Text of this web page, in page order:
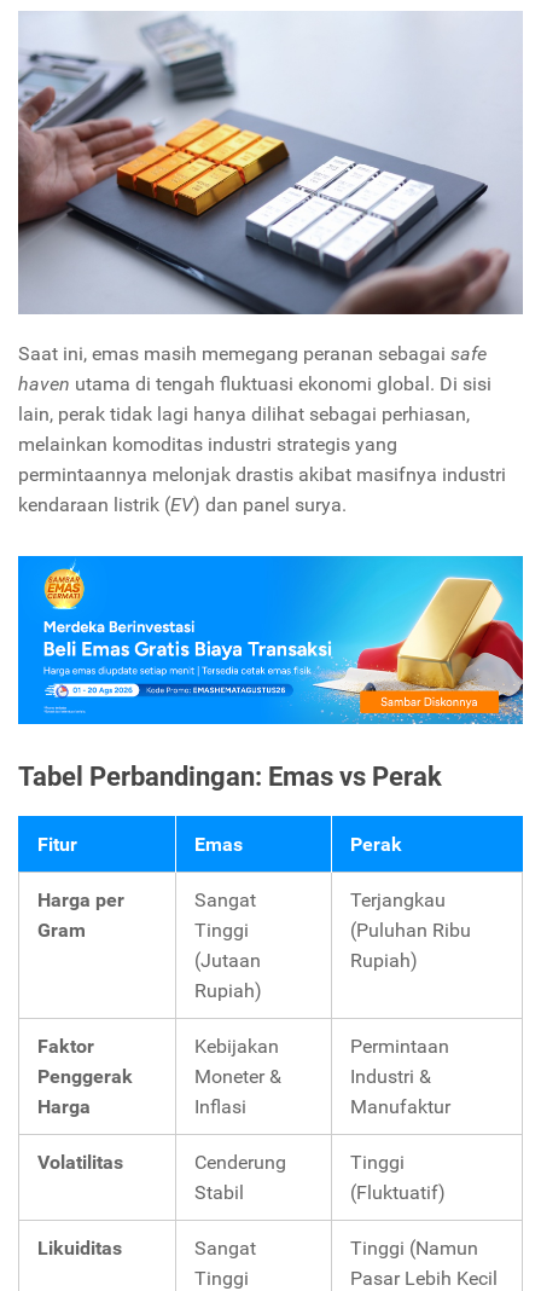
Saat ini, emas masih memegang peranan sebagai safe
haven utama di tengah fluktuasi ekonomi global. Di sisi
lain, perak tidak lagi hanya dilihat sebagai perhiasan,
melainkan komoditas industri strategis yang
permintaannya melonjak drastis akibat masifnya industri
kendaraan listrik (EV) dan panel surya.
Tabel Perbandingan: Emas vs Perak
Fitur Emas Perak
Harga per
Gram
Sangat
Tinggi
(Jutaan
Rupiah)
Terjangkau
(Puluhan Ribu
Rupiah)
Faktor
Penggerak
Harga
Kebijakan
Moneter &
Inflasi
Permintaan
Industri &
Manufaktur
Volatilitas
Cenderung
Stabil
Tinggi
(Fluktuatif)
Likuiditas
Sangat
Tinggi
Tinggi (Namun
Pasar Lebih Kecil